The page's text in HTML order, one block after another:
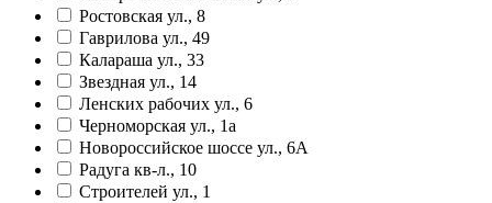
Ростовская ул., 8
Гаврилова ул., 49
Калараша ул., 33
Звездная ул., 14
Ленских рабочих ул., 6
Черноморская ул., 1а
Новороссийское шоссе ул., 6А
Радуга кв-л., 10
Строителей ул., 1